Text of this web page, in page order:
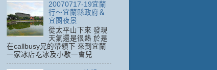
20070717-19宜蘭
行～宜蘭縣政府＆
宜蘭夜景
從太平山下來 發現
天氣還是很熱 於是
在callbusy兄的帶領下 來到宜蘭
一家冰店吃冰及小歇一會兒